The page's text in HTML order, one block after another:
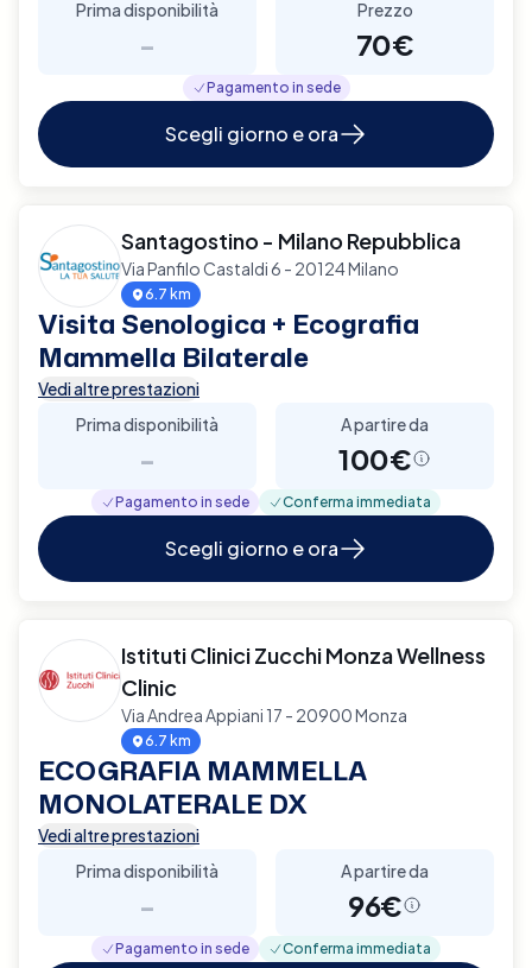
Prima disponibilità
-
Prezzo
70€
Pagamento in sede
Scegli giorno e ora
Santagostino - Milano Repubblica
Via Panfilo Castaldi 6 - 20124 Milano
6.7 km
Visita Senologica + Ecografia
Mammella Bilaterale
Vedi altre prestazioni
Prima disponibilità
-
A partire da
100€
Pagamento in sede Conferma immediata
Scegli giorno e ora
Istituti Clinici Zucchi Monza Wellness
Clinic
Via Andrea Appiani 17 - 20900 Monza
6.7 km
ECOGRAFIA MAMMELLA
MONOLATERALE DX
Vedi altre prestazioni
Prima disponibilità
-
A partire da
96€
Pagamento in sede Conferma immediata